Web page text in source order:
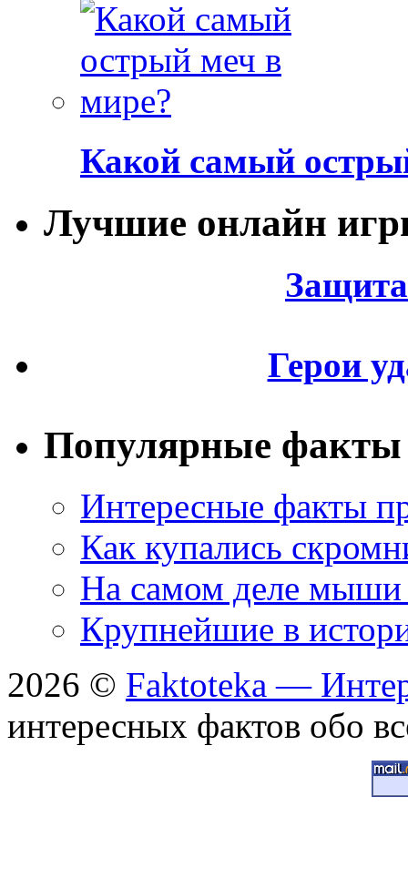
Какой самый
Лучшие онлайн
Герои
Популярные факты
Интересные факты
Как купались
На самом деле мыши
Крупнейшие в
2026 © Faktoteka —
интересных фактов обо